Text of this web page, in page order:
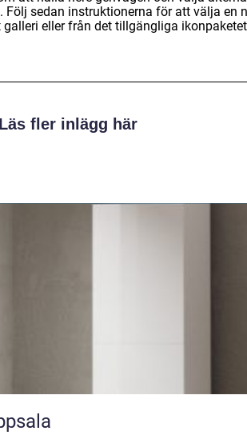
Följ sedan instruktionerna för att välja en
eller från det tillgängliga
Läs fler inlägg här